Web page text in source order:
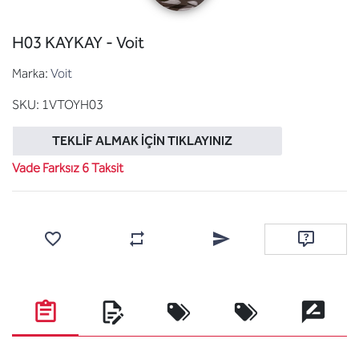
H03 KAYKAY - Voit
Marka: Voit
SKU: 1VTOYH03
TEKLIF ALMAK İÇIN TIKLAYINIZ
Vade Farksız 6 Taksit
Karşılaştırma listesine ekleArkadaşına e-posta ile
Soru sor